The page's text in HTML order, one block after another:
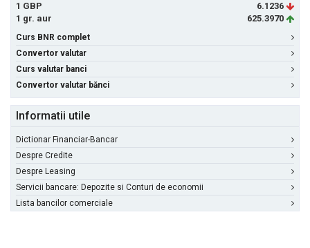
1 GBP
6.1236
1 gr. aur
625.3970
Curs BNR complet
Convertor valutar
Curs valutar banci
Convertor valutar bănci
Informatii utile
Dictionar Financiar-Bancar
Despre Credite
Despre Leasing
Servicii bancare: Depozite si Conturi de economii
Lista bancilor comerciale